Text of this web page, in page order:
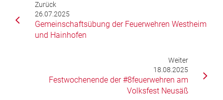
Zurück
26.07.2025
Gemeinschaftsübung der Feuerwehren Westheim
und Hainhofen
Weiter
18.08.2025
Festwochenende der #8feuerwehren am
Volksfest Neusäß